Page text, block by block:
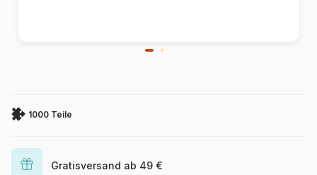
1000 Teile
Gratisversand ab 49 €